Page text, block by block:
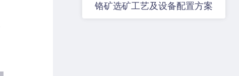
铬矿选矿工艺及设备配置方案